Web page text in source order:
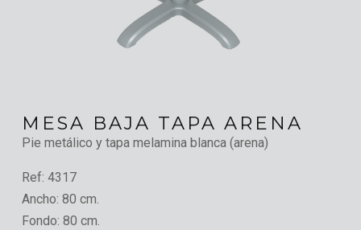
MESA BAJA TAPA ARENA
Pie metálico y tapa melamina blanca (arena)
Ref: 4317
Ancho: 80 cm.
Fondo: 80 cm.